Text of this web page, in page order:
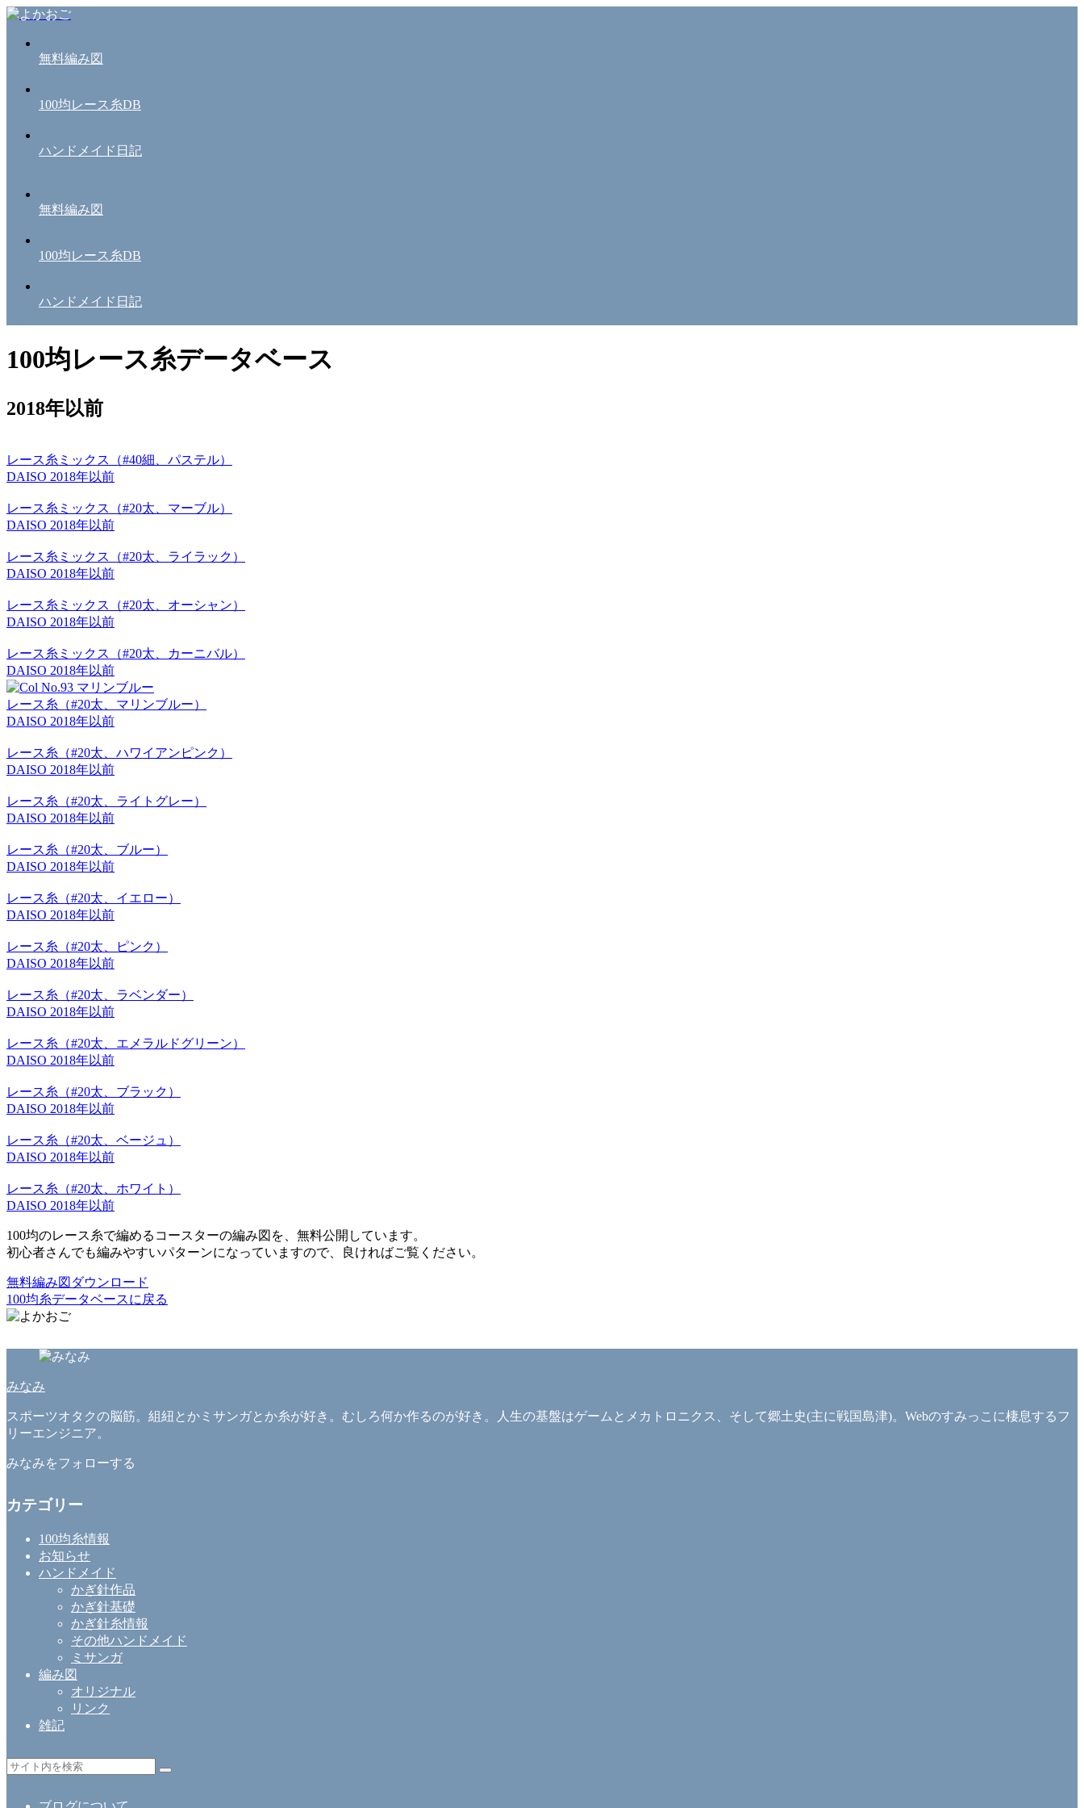
無料編み図
100均レース糸DB
ハンドメイド日記
無料編み図
100均レース糸DB
ハンドメイド日記
100均レース糸データベース
2018年以前
レース糸ミックス（#40細、パステル）
DAISO 2018年以前
レース糸ミックス（#20太、マーブル）
DAISO 2018年以前
レース糸ミックス（#20太、ライラック）
DAISO 2018年以前
レース糸ミックス（#20太、オーシャン）
DAISO 2018年以前
レース糸ミックス（#20太、カーニバル）
DAISO 2018年以前
レース糸（#20太、マリンブルー）
DAISO 2018年以前
レース糸（#20太、ハワイアンピンク）
DAISO 2018年以前
レース糸（#20太、ライトグレー）
DAISO 2018年以前
レース糸（#20太、ブルー）
DAISO 2018年以前
レース糸（#20太、イエロー）
DAISO 2018年以前
レース糸（#20太、ピンク）
DAISO 2018年以前
レース糸（#20太、ラベンダー）
DAISO 2018年以前
レース糸（#20太、エメラルドグリーン）
DAISO 2018年以前
レース糸（#20太、ブラック）
DAISO 2018年以前
レース糸（#20太、ベージュ）
DAISO 2018年以前
レース糸（#20太、ホワイト）
DAISO 2018年以前
100均のレース糸で編めるコースターの編み図を、無料公開しています。
初心者さんでも編みやすいパターンになっていますので、良ければご覧ください。
無料編み図ダウンロード
100均糸データベースに戻る
みなみ
スポーツオタクの脳筋。組紐とかミサンガとか糸が好き。むしろ何か作るのが好き。人生の基盤はゲームとメカトロニクス、そして郷土史(主に戦国島津)。Webのすみっこに棲息するフ
リーエンジニア。
みなみをフォローする
カテゴリー
100均糸情報
お知らせ
ハンドメイド
かぎ針作品
かぎ針基礎
かぎ針糸情報
その他ハンドメイド
ミサンガ
編み図
オリジナル
リンク
雑記